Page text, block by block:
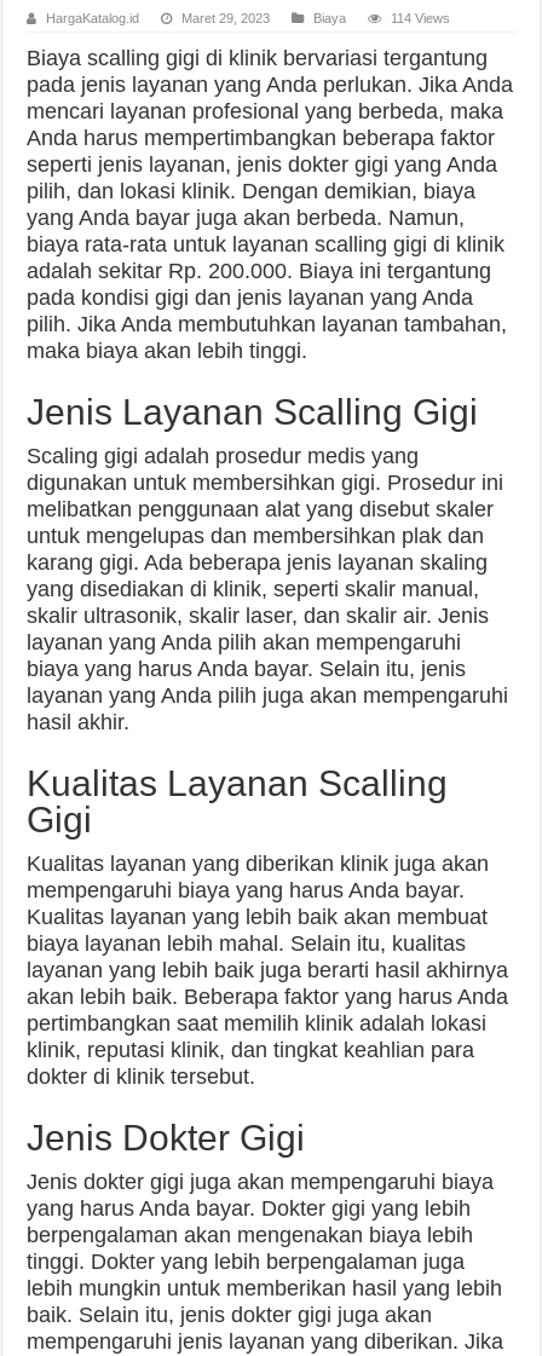
HargaKatalog.id Maret 29, 2023 Biaya 114 Views
Biaya scalling gigi di klinik bervariasi tergantung
pada jenis layanan yang Anda perlukan. Jika Anda
mencari layanan profesional yang berbeda, maka
Anda harus mempertimbangkan beberapa faktor
seperti jenis layanan, jenis dokter gigi yang Anda
pilih, dan lokasi klinik. Dengan demikian, biaya
yang Anda bayar juga akan berbeda. Namun,
biaya rata-rata untuk layanan scalling gigi di klinik
adalah sekitar Rp. 200.000. Biaya ini tergantung
pada kondisi gigi dan jenis layanan yang Anda
pilih. Jika Anda membutuhkan layanan tambahan,
maka biaya akan lebih tinggi.
Jenis Layanan Scalling Gigi
Scaling gigi adalah prosedur medis yang
digunakan untuk membersihkan gigi. Prosedur ini
melibatkan penggunaan alat yang disebut skaler
untuk mengelupas dan membersihkan plak dan
karang gigi. Ada beberapa jenis layanan skaling
yang disediakan di klinik, seperti skalir manual,
skalir ultrasonik, skalir laser, dan skalir air. Jenis
layanan yang Anda pilih akan mempengaruhi
biaya yang harus Anda bayar. Selain itu, jenis
layanan yang Anda pilih juga akan mempengaruhi
hasil akhir.
Kualitas Layanan Scalling
Gigi
Kualitas layanan yang diberikan klinik juga akan
mempengaruhi biaya yang harus Anda bayar.
Kualitas layanan yang lebih baik akan membuat
biaya layanan lebih mahal. Selain itu, kualitas
layanan yang lebih baik juga berarti hasil akhirnya
akan lebih baik. Beberapa faktor yang harus Anda
pertimbangkan saat memilih klinik adalah lokasi
klinik, reputasi klinik, dan tingkat keahlian para
dokter di klinik tersebut.
Jenis Dokter Gigi
Jenis dokter gigi juga akan mempengaruhi biaya
yang harus Anda bayar. Dokter gigi yang lebih
berpengalaman akan mengenakan biaya lebih
tinggi. Dokter yang lebih berpengalaman juga
lebih mungkin untuk memberikan hasil yang lebih
baik. Selain itu, jenis dokter gigi juga akan
mempengaruhi jenis layanan yang diberikan. Jika